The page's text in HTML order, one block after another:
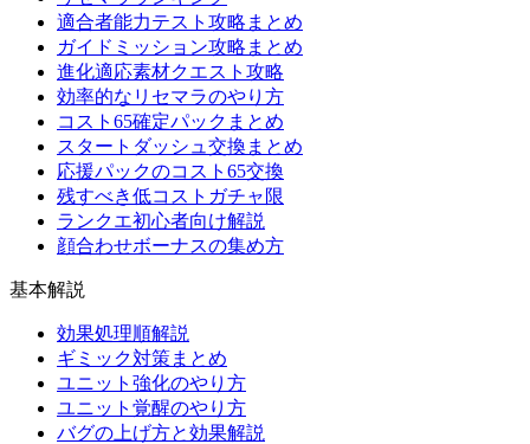
適合者能力テスト攻略まとめ
ガイドミッション攻略まとめ
進化適応素材クエスト攻略
効率的なリセマラのやり方
コスト65確定パックまとめ
スタートダッシュ交換まとめ
応援パックのコスト65交換
残すべき低コストガチャ限
ランクエ初心者向け解説
顔合わせボーナスの集め方
基本解説
効果処理順解説
ギミック対策まとめ
ユニット強化のやり方
ユニット覚醒のやり方
バグの上げ方と効果解説